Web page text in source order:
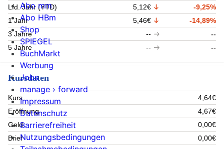
Lfd. Jahr (YTD)
5,12€
-9,25%
1 Jahr
5,46€
-14,89%
3 Jahre
--
--
5 Jahre
-- --
Kursdaten
Kurs
4,64€
Eröffnung
4,67€
Geld
0,00€
Brief
0,00€
Abo mm
Abo HBm
Shop
SPIEGEL
BuchMarkt
Werbung
Jobs
manage › forward
Impressum
Datenschutz
Barrierefreiheit
Nutzungsbedingungen